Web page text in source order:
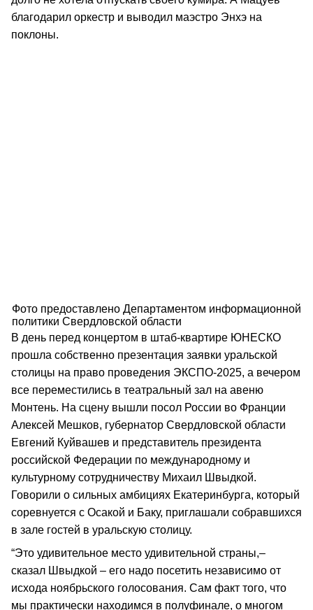
благодарил оркестр и выводил маэстро Энхэ на
поклоны.
Фото предоставлено Департаментом информационной
политики Свердловской области
В день перед концертом в штаб-квартире ЮНЕСКО
прошла собственно презентация заявки уральской
столицы на право проведения ЭКСПО-2025, а вечером
все переместились в театральный зал на авеню
Монтень. На сцену вышли посол России во Франции
Алексей Мешков, губернатор Свердловской области
Евгений Куйвашев и представитель президента
российской Федерации по международному и
культурному сотрудничеству Михаил Швыдкой.
Говорили о сильных амбициях Екатеринбурга, который
соревнуется с Осакой и Баку, приглашали собравшихся
в зале гостей в уральскую столицу.
“Это удивительное место удивительной страны,–
сказал Швыдкой – его надо посетить независимо от
исхода ноябрьского голосования. Сам факт того, что
мы практически находимся в полуфинале, о многом